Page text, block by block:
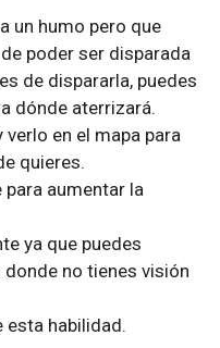
un humo pero que
poder ser disparada
de dispararla, puedes
dónde aterrizará.
en el mapa para
quieres.
para aumentar la
ya que puedes
no tienes visión
esta habilidad.